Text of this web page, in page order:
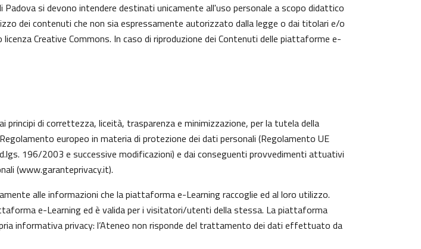
si devono intendere destinati unicamente all'uso personale a scopo didattico
dei contenuti che non sia espressamente autorizzato dalla legge o dai titolari e/o
Creative Commons. In caso di riproduzione dei Contenuti delle piattaforme e-
di correttezza, liceità, trasparenza e minimizzazione, per la tutela della
europeo in materia di protezione dei dati personali (Regolamento UE
196/2003 e successive modificazioni) e dai conseguenti provvedimenti attuativi
(www.garanteprivacy.it).
alle informazioni che la piattaforma e-Learning raccoglie ed al loro utilizzo.
e-Learning ed è valida per i visitatori/utenti della stessa. La piattaforma
informativa privacy: l’Ateneo non risponde del trattamento dei dati effettuato da